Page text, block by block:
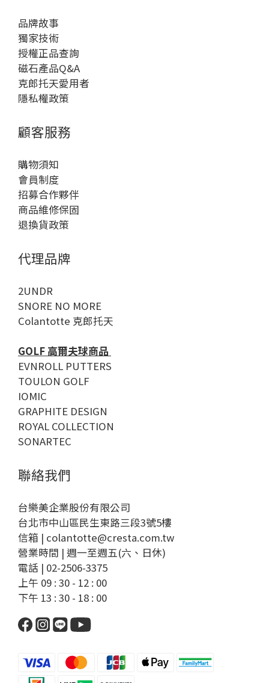
品牌故事
獨家技術
授權正品查詢
磁石產品Q&A
克郎托天愛用者
隱私權政策
顧客服務
購物須知
會員制度
招募合作夥伴
商品維修保固
退換貨政策
代理品牌
2UNDR
SNORE NO MORE
Colantotte 克郎托天
GOLF 高爾夫球商品
EVNROLL PUTTERS
TOULON GOLF
IOMIC
GRAPHITE DESIGN
ROYAL COLLECTION
SONARTEC
聯絡我們
台樂美企業股份有限公司
台北市中山區民生東路三段3號5樓
信箱 | colantotte@cresta.com.tw
營業時間 | 週一至週五(六、日休)
電話 | 02-2506-3375
上午 09 : 30 - 12 : 00
下午 13 : 30 - 18 : 00